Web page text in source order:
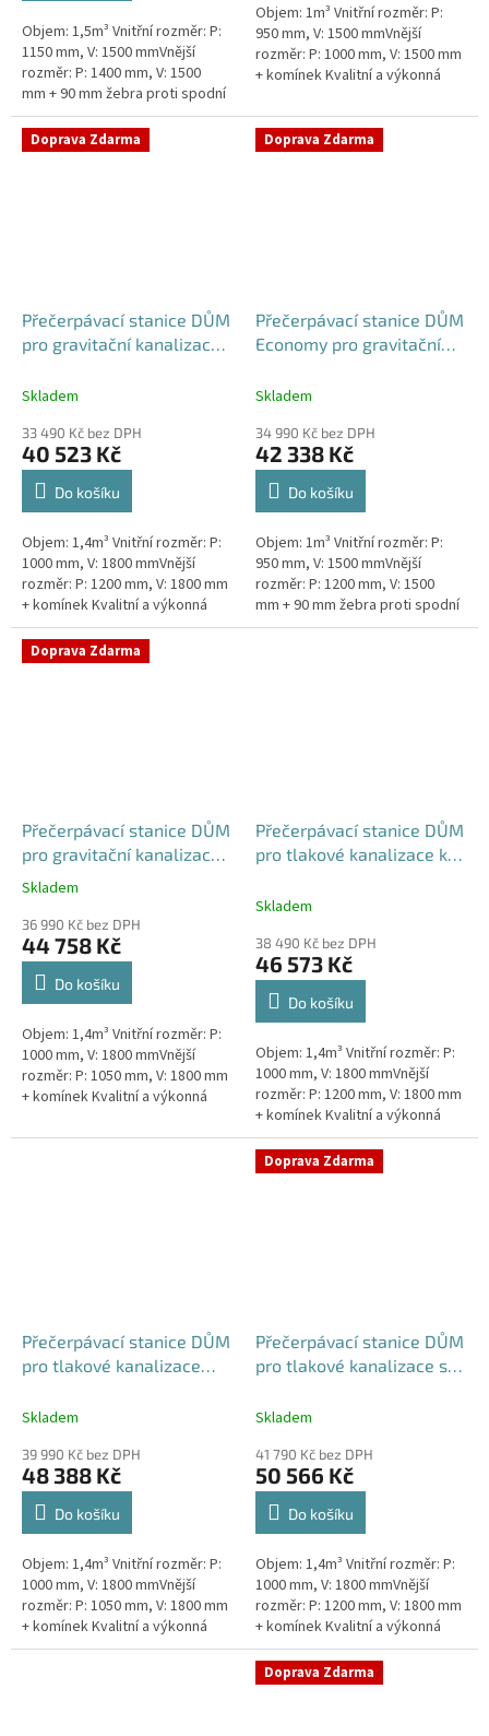
Objem: 1,5m³ Vnitřní rozměr: P:
1150 mm, V: 1500 mmVnější
rozměr: P: 1400 mm, V: 1500
mm + 90 mm žebra proti spodní
vodě + komínek Průměr 1150
mm, vnější průměr 1400 mm,...
hvězdiček.
Objem: 1m³ Vnitřní rozměr: P:
950 mm, V: 1500 mmVnější
rozměr: P: 1000 mm, V: 1500 mm
+ komínek Kvalitní a výkonná
chalupám a rodinným domům...
Doprava Zdarma
Přečerpávací stanice DŮM
pro gravitační kanalizace k
Skladem
33 490 Kč bez DPH
40 523 Kč
Do košíku
Objem: 1,4m³ Vnitřní rozměr: P:
1000 mm, V: 1800 mmVnější
rozměr: P: 1200 mm, V: 1800 mm
+ komínek Kvalitní a výkonná
přečerpávací stanice k
rodinným domům,
provozovnám,...
Doprava Zdarma
Přečerpávací stanice DŮM
Economy pro gravitační
nádrž 1m3
Skladem
34 990 Kč bez DPH
42 338 Kč
Do košíku
Objem: 1m³ Vnitřní rozměr: P:
950 mm, V: 1500 mmVnější
rozměr: P: 1200 mm, V: 1500
mm + 90 mm žebra proti spodní
vodě + komínek Kvalitní a
Doprava Zdarma
Přečerpávací stanice DŮM
pro gravitační kanalizace
samonosná - nádrž 1,4m3
Průměrné
produktu
je
5,0
hvězdiček.
Skladem
36 990 Kč bez DPH
44 758 Kč
Do košíku
Objem: 1,4m³ Vnitřní rozměr: P:
1000 mm, V: 1800 mmVnější
rozměr: P: 1050 mm, V: 1800 mm
+ komínek Kvalitní a výkonná
rodinným domům,
Přečerpávací stanice DŮM
pro tlakové kanalizace k
Skladem
38 490 Kč bez DPH
46 573 Kč
Do košíku
Objem: 1,4m³ Vnitřní rozměr: P:
1000 mm, V: 1800 mmVnější
rozměr: P: 1200 mm, V: 1800 mm
+ komínek Kvalitní a výkonná
přečerpávací stanice k
rodinným domům,
provozovnám,...
Přečerpávací stanice DŮM
pro tlakové kanalizace
Skladem
39 990 Kč bez DPH
48 388 Kč
Do košíku
Objem: 1,4m³ Vnitřní rozměr: P:
1000 mm, V: 1800 mmVnější
rozměr: P: 1050 mm, V: 1800 mm
+ komínek Kvalitní a výkonná
přečerpávací stanice k
Doprava Zdarma
Přečerpávací stanice DŮM
pro tlakové kanalizace se
obetonování - nádrž 1,4m3
Skladem
41 790 Kč bez DPH
50 566 Kč
Do košíku
Objem: 1,4m³ Vnitřní rozměr: P:
1000 mm, V: 1800 mmVnější
rozměr: P: 1200 mm, V: 1800 mm
+ komínek Kvalitní a výkonná
přečerpávací stanice k
rodinným domům,
provozovnám,...
Doprava Zdarma